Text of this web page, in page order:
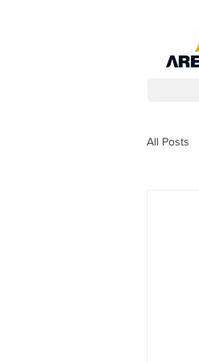
All Posts